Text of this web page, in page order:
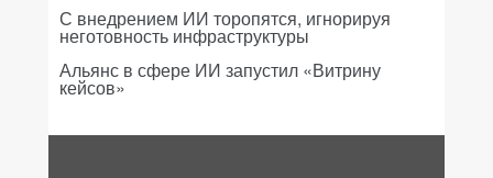
С внедрением ИИ торопятся, игнорируя
неготовность инфраструктуры
Альянс в сфере ИИ запустил «Витрину
кейсов»